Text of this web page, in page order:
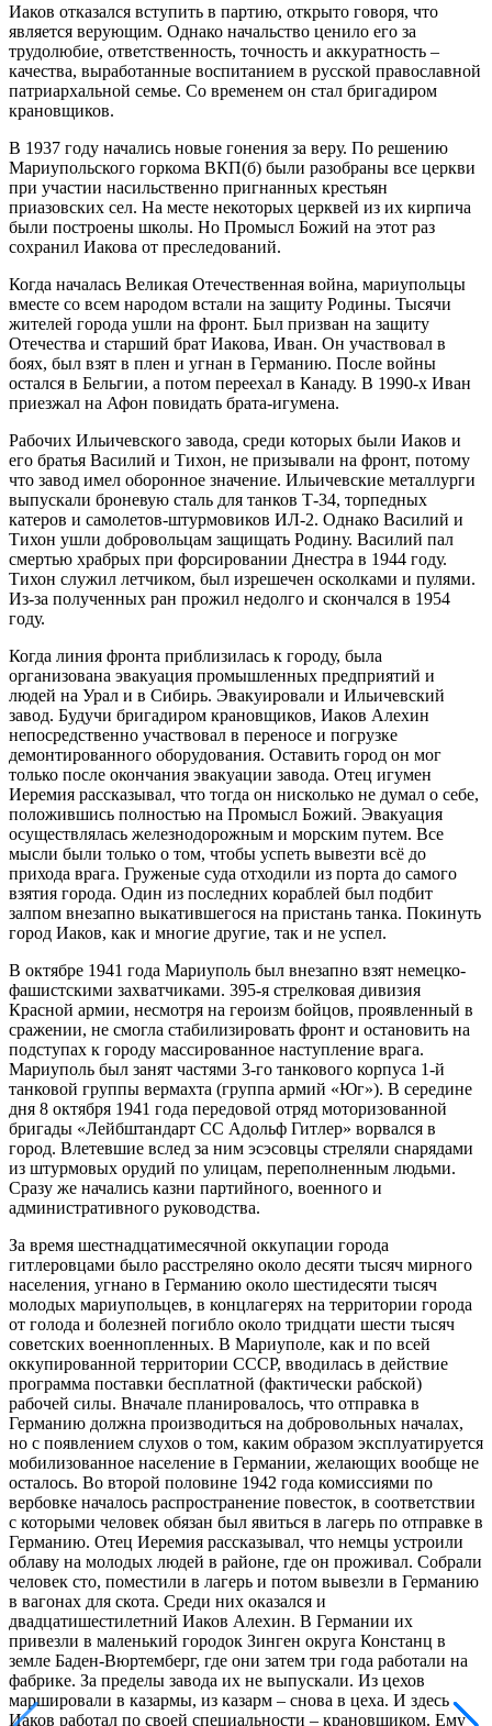
Иаков отказался вступить в партию, открыто говоря, что
является верующим. Однако начальство ценило его за
трудолюбие, ответственность, точность и аккуратность –
качества, выработанные воспитанием в русской православной
патриархальной семье. Со временем он стал бригадиром
крановщиков.
В 1937 году начались новые гонения за веру. По решению
Мариупольского горкома ВКП(б) были разобраны все церкви
при участии насильственно пригнанных крестьян
приазовских сел. На месте некоторых церквей из их кирпича
были построены школы. Но Промысл Божий на этот раз
сохранил Иакова от преследований.
Когда началась Великая Отечественная война, мариупольцы
вместе со всем народом встали на защиту Родины. Тысячи
жителей города ушли на фронт. Был призван на защиту
Отечества и старший брат Иакова, Иван. Он участвовал в
боях, был взят в плен и угнан в Германию. После войны
остался в Бельгии, а потом переехал в Канаду. В 1990-х Иван
приезжал на Афон повидать брата-игумена.
Рабочих Ильичевского завода, среди которых были Иаков и
его братья Василий и Тихон, не призывали на фронт, потому
что завод имел оборонное значение. Ильичевские металлурги
выпускали броневую сталь для танков Т-34, торпедных
катеров и самолетов-штурмовиков ИЛ-2. Однако Василий и
Тихон ушли добровольцам защищать Родину. Василий пал
смертью храбрых при форсировании Днестра в 1944 году.
Тихон служил летчиком, был изрешечен осколками и пулями.
Из-за полученных ран прожил недолго и скончался в 1954
году.
Когда линия фронта приблизилась к городу, была
организована эвакуация промышленных предприятий и
людей на Урал и в Сибирь. Эвакуировали и Ильичевский
завод. Будучи бригадиром крановщиков, Иаков Алехин
непосредственно участвовал в переносе и погрузке
демонтированного оборудования. Оставить город он мог
только после окончания эвакуации завода. Отец игумен
Иеремия рассказывал, что тогда он нисколько не думал о себе,
положившись полностью на Промысл Божий. Эвакуация
осуществлялась железнодорожным и морским путем. Все
мысли были только о том, чтобы успеть вывезти всё до
прихода врага. Груженые суда отходили из порта до самого
взятия города. Один из последних кораблей был подбит
залпом внезапно выкатившегося на пристань танка. Покинуть
город Иаков, как и многие другие, так и не успел.
В октябре 1941 года Мариуполь был внезапно взят немецко-
фашистскими захватчиками. 395-я стрелковая дивизия
Красной армии, несмотря на героизм бойцов, проявленный в
сражении, не смогла стабилизировать фронт и остановить на
подступах к городу массированное наступление врага.
Мариуполь был занят частями 3-го танкового корпуса 1-й
танковой группы вермахта (группа армий «Юг»). В середине
дня 8 октября 1941 года передовой отряд моторизованной
бригады «Лейбштандарт СС Адольф Гитлер» ворвался в
город. Влетевшие вслед за ним эсэсовцы стреляли снарядами
из штурмовых орудий по улицам, переполненным людьми.
Сразу же начались казни партийного, военного и
административного руководства.
За время шестнадцатимесячной оккупации города
гитлеровцами было расстреляно около десяти тысяч мирного
населения, угнано в Германию около шестидесяти тысяч
молодых мариупольцев, в концлагерях на территории города
от голода и болезней погибло около тридцати шести тысяч
советских военнопленных. В Мариуполе, как и по всей
оккупированной территории СССР, вводилась в действие
программа поставки бесплатной (фактически рабской)
рабочей силы. Вначале планировалось, что отправка в
Германию должна производиться на добровольных началах,
но с появлением слухов о том, каким образом эксплуатируется
мобилизованное население в Германии, желающих вообще не
осталось. Во второй половине 1942 года комиссиями по
вербовке началось распространение повесток, в соответствии
с которыми человек обязан был явиться в лагерь по отправке в
Германию. Отец Иеремия рассказывал, что немцы устроили
облаву на молодых людей в районе, где он проживал. Собрали
человек сто, поместили в лагерь и потом вывезли в Германию
в вагонах для скота. Среди них оказался и
двадцатишестилетний Иаков Алехин. В Германии их
привезли в маленький городок Зинген округа Констанц в
земле Баден-Вюртемберг, где они затем три года работали на
фабрике. За пределы завода их не выпускали. Из цехов
маршировали в казармы, из казарм – снова в цеха. И здесь
Иаков работал по своей специальности – крановщиком. Ему